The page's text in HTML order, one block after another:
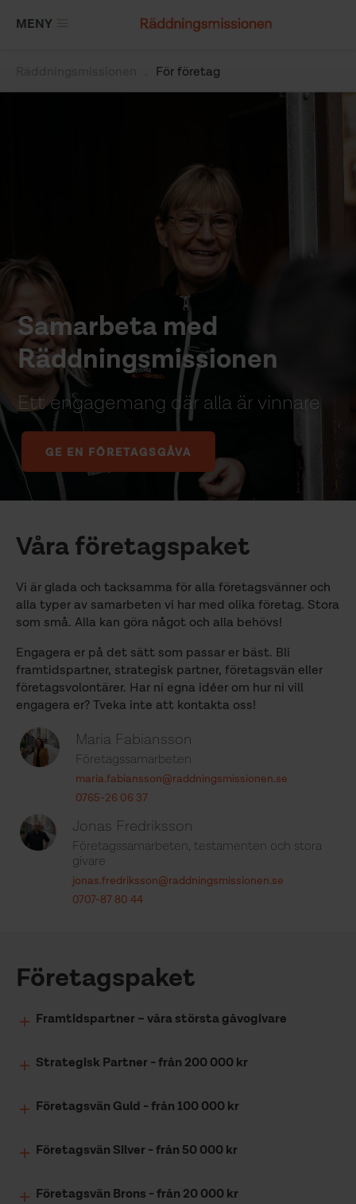
MENY
Länkstig
För företag
Samarbeta med
Räddningsmissionen
Ett engagemang där alla är vinnare
GE EN FÖRETAGSGÅVA
Våra företagspaket
Vi är glada och tacksamma för alla företagsvänner och
alla typer av samarbeten vi har med olika företag. Stora
som små. Alla kan göra något och alla behövs!
Engagera er på det sätt som passar er bäst. Bli
framtidspartner, strategisk partner, företagsvän eller
företagsvolontärer. Har ni egna idéer om hur ni vill
engagera er? Tveka inte att kontakta oss!
Maria Fabiansson
Företagssamarbeten
maria.fabiansson@raddningsmissionen.se
0765-26 06 37
Jonas Fredriksson
Företagssamarbeten, testamenten och stora
givare
jonas.fredriksson@raddningsmissionen.se
0707-87 80 44
Företagspaket
Framtidspartner – våra största gåvogivare
Strategisk Partner - från 200 000 kr
Företagsvän Guld - från 100 000 kr
Företagsvän Silver - från 50 000 kr
Företagsvän Brons - från 20 000 kr